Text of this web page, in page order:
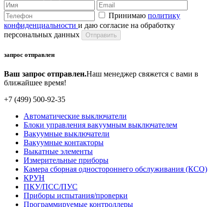
Принимаю политику
конфиденциальности и даю согласие на обработку
персональных данных
запрос отправлен
Ваш запрос отправлен.Наш менеджер свяжется с вами в
ближайшее время!
+7 (499) 500-92-35
Автоматические выключатели
Блоки управления вакуумным выключателем
Вакуумные выключатели
Вакуумные контакторы
Выкатные элементы
Измерительные приборы
Камера сборная одностороннего обслуживания (КСО)
КРУН
ПКУ/ПСС/ПУС
Приборы испытания/проверки
Программируемые контроллеры